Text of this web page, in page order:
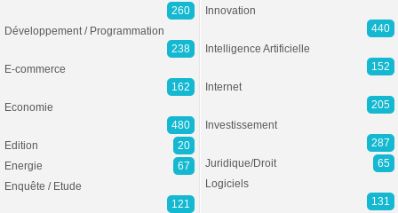
260
Développement / Programmation
238
E-commerce
162
Economie
480
Edition
20
Energie
67
Enquête / Etude
121
Innovation
440
Intelligence Artificielle
152
Internet
205
Investissement
287
Juridique/Droit
65
Logiciels
131